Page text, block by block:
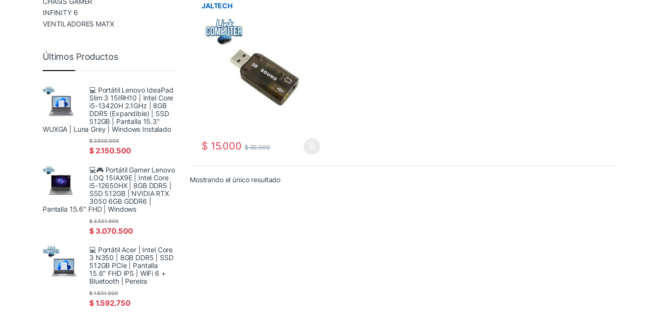
JALTECH
$ 15.000 $20.000
Mostrando el único resultado
INFINITY 6
VENTILADORES MATX
Últimos Productos
💻 Portátil Lenovo IdeaPad
Slim 3 15IRH10 | Intel Core
i5-13420H 2.1GHz | 8GB
DDR5 (Expandible) | SSD
512GB | Pantalla 15.3"
WUXGA | Luna Grey | Windows Instalado
$2.150.500
$2.530.000
💻🎮 Portátil Gamer Lenovo
LOQ 15IAX9E | Intel Core
i5-12650HX | 8GB DDR5 |
SSD 512GB | NVIDIA RTX
3050 6GB GDDR6 |
Pantalla 15.6" FHD | Windows
$3.070.500
$3.531.000
💻 Portátil Acer | Intel Core
3 N350 | 8GB DDR5 | SSD
512GB PCIe | Pantalla
15.6" FHD IPS | WiFi 6 +
Bluetooth | Pereira
$1.592.750
$1.831.000